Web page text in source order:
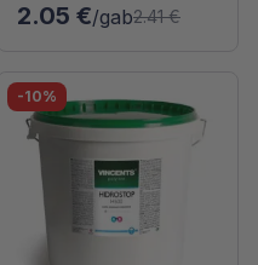
2.05 €/gab2.41 €
-10%